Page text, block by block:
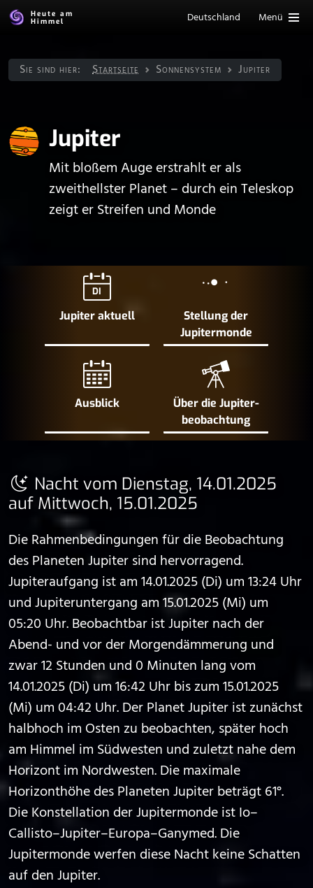
Heute am
Himmel
Deutschland Menü
Sie sind hier: Startseite Sonnen­system Jupiter
Jupiter
Mit bloßem Auge erstrahlt er als
zweithellster Planet – durch ein Teleskop
zeigt er Streifen und Monde
DI
Jupiter aktuell
Stellung der
Jupiter­monde
Ausblick
Über die Jupiter­
beobachtung
Nacht vom Dienstag, 14.01.2025
auf Mittwoch, 15.01.2025
Die Rahmenbedingungen für die Beobachtung
des Planeten Jupiter sind hervorragend.
Jupiteraufgang ist am 14.01.2025 (Di) um 13:24 Uhr
und Jupiteruntergang am 15.01.2025 (Mi) um
05:20 Uhr. Beobachtbar ist Jupiter nach der
Abend- und vor der Morgendämmerung und
zwar 12 Stunden und 0 Minuten lang vom
14.01.2025 (Di) um 16:42 Uhr bis zum 15.01.2025
(Mi) um 04:42 Uhr. Der Planet Jupiter ist zunächst
halbhoch im Osten zu beobachten, später hoch
am Himmel im Südwesten und zuletzt nahe dem
Horizont im Nordwesten. Die maximale
Horizonthöhe des Planeten Jupiter beträgt 61°.
Die Konstellation der Jupitermonde ist Io–
Callisto–Jupiter–Europa–Ganymed. Die
Jupitermonde werfen diese Nacht keine Schatten
auf den Jupiter.